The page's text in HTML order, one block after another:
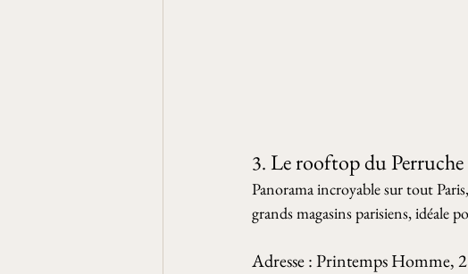
3. Le rooftop du
Panorama incroyable sur tout
grands magasins parisiens, idéale
Adresse : Printemps Homme,